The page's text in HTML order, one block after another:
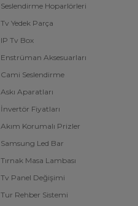
Seslendirme Hoparlörleri
Tv Yedek Parça
IP Tv Box
Enstrüman Aksesuarları
Cami Seslendirme
Askı Aparatları
İnvertör Fiyatları
Akım Korumalı Prizler
Samsung Led Bar
Tırnak Masa Lambası
Tv Panel Değişimi
Tur Rehber Sistemi